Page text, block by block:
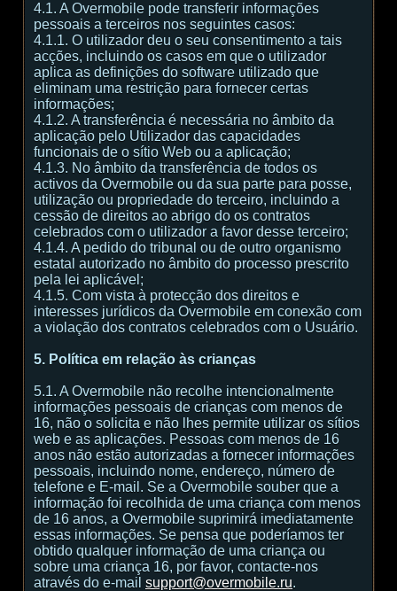
4.1. A Overmobile pode transferir informações
pessoais a terceiros nos seguintes casos:
4.1.1. O utilizador deu o seu consentimento a tais
acções, incluindo os casos em que o utilizador
aplica as definições do software utilizado que
eliminam uma restrição para fornecer certas
informações;
4.1.2. A transferência é necessária no âmbito da
aplicação pelo Utilizador das capacidades
funcionais de o sítio Web ou a aplicação;
4.1.3. No âmbito da transferência de todos os
activos da Overmobile ou da sua parte para posse,
utilização ou propriedade do terceiro, incluindo a
cessão de direitos ao abrigo do os contratos
celebrados com o utilizador a favor desse terceiro;
4.1.4. A pedido do tribunal ou de outro organismo
estatal autorizado no âmbito do processo prescrito
pela lei aplicável;
4.1.5. Com vista à protecção dos direitos e
interesses jurídicos da Overmobile em conexão com
a violação dos contratos celebrados com o Usuário.
5. Política em relação às crianças
5.1. A Overmobile não recolhe intencionalmente
informações pessoais de crianças com menos de
16, não o solicita e não lhes permite utilizar os sítios
web e as aplicações. Pessoas com menos de 16
anos não estão autorizadas a fornecer informações
pessoais, incluindo nome, endereço, número de
telefone e E-mail. Se a Overmobile souber que a
informação foi recolhida de uma criança com menos
de 16 anos, a Overmobile suprimirá imediatamente
essas informações. Se pensa que poderíamos ter
obtido qualquer informação de uma criança ou
sobre uma criança 16, por favor, contacte-nos
através do e-mail support@overmobile.ru.